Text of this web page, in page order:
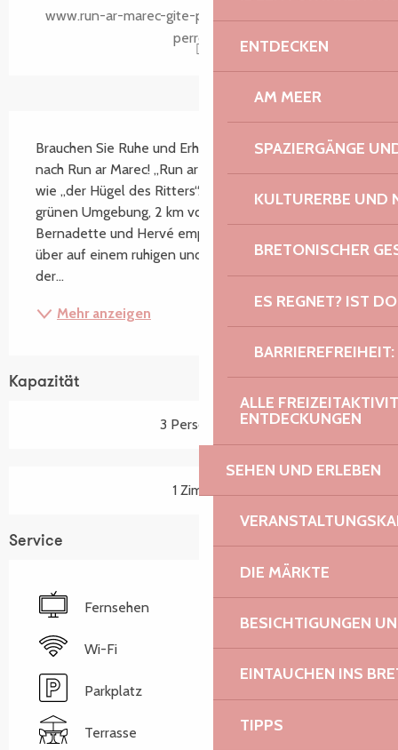
ENTDECKEN
AM MEER
SPAZIERGÄNGE
KULTURERBE UND
BRETONISCHER
ES REGNET? IST
ALLE
ENTDECKUNGEN
SEHEN UND ERLEBEN
DIE MÄRKTE
BESICHTIGUNGEN
EINTAUCHEN INS
TIPPS
www.run-ar-marec-gite-perros-guirec-saint-quay-
perros.fr
Brauchen Sie Ruhe und Erholung? Dann kommen Sie
nach Run ar Marec! „Run ar marec“ bedeutet so viel
wie „der Hügel des Ritters“. 3 Ferienhäuser in einer
grünen Umgebung, 2 km vom Meer entfernt.
Bernadette und Hervé empfangen Sie das ganze Jahr
über auf einem ruhigen und malerischen Anwesen an
der...
Mehr anzeigen
Kapazität
3 Person(en)
1 Zimmer
Service
Fernsehen
Wi-Fi
Parkplatz
Terrasse